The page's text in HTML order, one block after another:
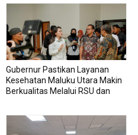
Gubernur Pastikan Layanan
Kesehatan Maluku Utara Makin
Berkualitas Melalui RSU dan